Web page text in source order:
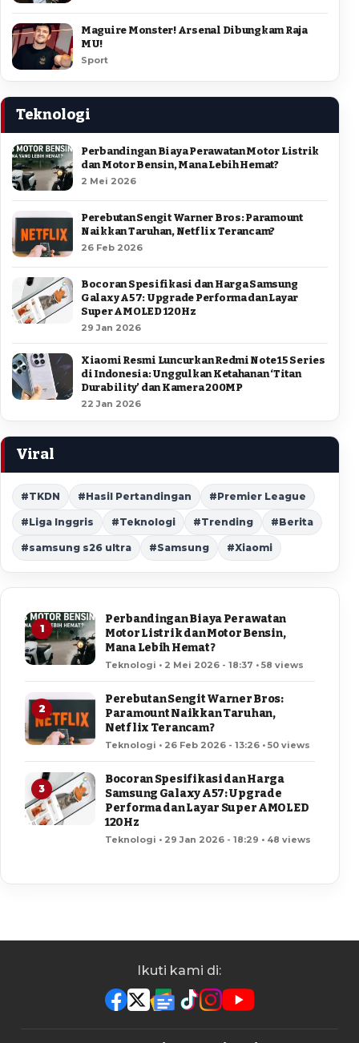
Maguire Monster! Arsenal Dibungkam Raja
MU!
Sport
Teknologi
Perbandingan Biaya Perawatan Motor Listrik
dan Motor Bensin, Mana Lebih Hemat?
2 Mei 2026
Perebutan Sengit Warner Bros: Paramount
Naikkan Taruhan, Netflix Terancam?
26 Feb 2026
Bocoran Spesifikasi dan Harga Samsung
Galaxy A57: Upgrade Performa dan Layar
Super AMOLED 120Hz
29 Jan 2026
Xiaomi Resmi Luncurkan Redmi Note 15 Series
di Indonesia: Unggulkan Ketahanan ‘Titan
Durability’ dan Kamera 200MP
22 Jan 2026
Viral
#TKDN #Hasil Pertandingan #Premier League
#Liga Inggris #Teknologi #Trending #Berita
#samsung s26 ultra #Samsung #Xiaomi
1
Perbandingan Biaya Perawatan
Motor Listrik dan Motor Bensin,
Mana Lebih Hemat?
Teknologi • 2 Mei 2026 - 18:37 • 58 views
2
Perebutan Sengit Warner Bros:
Paramount Naikkan Taruhan,
Netflix Terancam?
Teknologi • 26 Feb 2026 - 13:26 • 50 views
3
Bocoran Spesifikasi dan Harga
Samsung Galaxy A57: Upgrade
Performa dan Layar Super AMOLED
120Hz
Teknologi • 29 Jan 2026 - 18:29 • 48 views
Ikuti kami di: